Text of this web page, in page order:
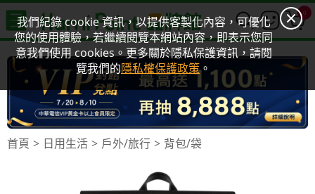
我們紀錄 cookie 資訊，以提供客製化內容，可優化
您的使用體驗，若繼續閱覽本網站內容，即表示您同
意我們使用 cookies。更多關於隱私保護資訊，請閱
覽我們的隱私權保護政策。
0
首頁 日用生活 戶外/旅行 背包/袋